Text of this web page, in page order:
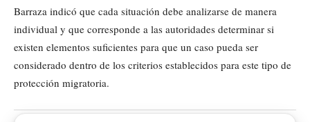
Barraza indicó que cada situación debe analizarse de manera
individual y que corresponde a las autoridades determinar si
existen elementos suficientes para que un caso pueda ser
considerado dentro de los criterios establecidos para este tipo de
protección migratoria.